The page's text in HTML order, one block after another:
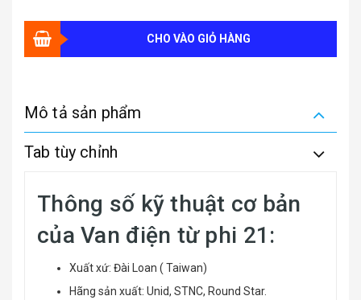
CHO VÀO GIỎ HÀNG
Mô tả sản phẩm
Tab tùy chỉnh
Thông số kỹ thuật cơ bản
của Van điện từ phi 21:
Xuất xứ: Đài Loan ( Taiwan)
Hãng sản xuất: Unid, STNC, Round Star.